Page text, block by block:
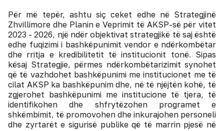
Për më tepër, ashtu siç ceket edhe në Strategjinë
Zhvillimore dhe Planin e Veprimit të AKSP-së për vitet
2023 - 2026, një ndër objektivat strategjikë të saj është
edhe fuqizimi i bashkëpunimit vendor e ndërkombëtar
dhe rritja e kredibilitetit të institucionit tonë. Sipas
kësaj Strategjie, përmes ndërkombëtarizimit synohet
që të vazhdohet bashkëpunimi me institucionet me të
cilat AKSP ka bashkëpunim dhe, në të njëjtën kohë, të
zgjerohet bashkëpunimi me institucione të tjera, të
identifikohen dhe shfrytëzohen programet e
shkëmbimit, të promovohen dhe inkurajohen personeli
dhe zyrtarët e sigurisë publike që të marrin pjesë në